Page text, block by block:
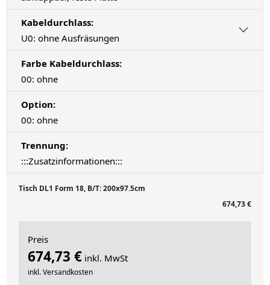
Kabeldurchlass:
U0: ohne Ausfräsungen
Farbe Kabeldurchlass:
00: ohne
Option:
00: ohne
Trennung:
:::Zusatzinformationen:::
Tisch DL1 Form 18, B/T: 200x97.5cm
674,73 €
Preis
674,73 € inkl. MwSt
inkl. Versandkosten